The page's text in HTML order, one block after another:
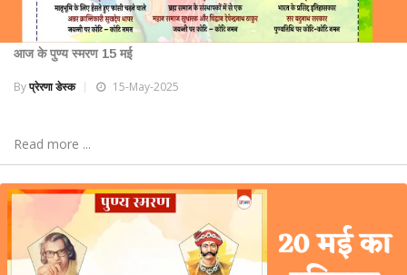
आज के पुण्य स्मरण 15 मई
Byप्रेरणा डेस्क 15-May-2025
Read more ...